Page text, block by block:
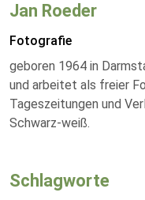
Jan Roeder
Fotografie
geboren 1964 in
und arbeitet als freier
Tageszeitungen und
Schwarz-weiß.
Schlagworte